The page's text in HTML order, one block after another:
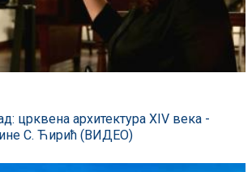
црквена архитектура XIV века -
С. Ћирић (ВИДЕО)